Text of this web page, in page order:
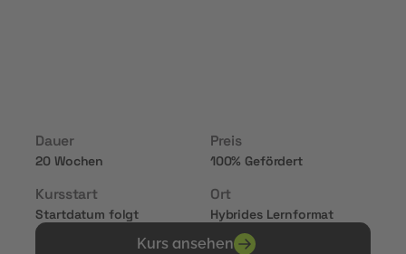
Dauer
20 Wochen
Preis
100% Gefördert
Kursstart
Startdatum folgt
Ort
Hybrides Lernformat
Kurs ansehen